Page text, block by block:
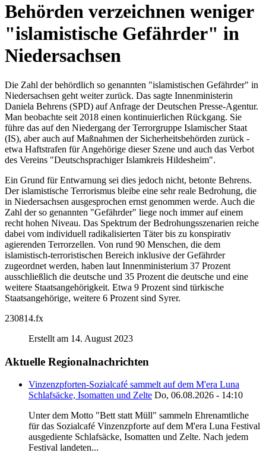
Behörden verzeichnen weniger
"islamistische Gefährder" in
Niedersachsen
Die Zahl der behördlich so genannten "islamistischen Gefährder" in
Niedersachsen geht weiter zurück. Das sagte Innenministerin
Daniela Behrens (SPD) auf Anfrage der Deutschen Presse-Agentur.
Man beobachte seit 2018 einen kontinuierlichen Rückgang. Sie
führe das auf den Niedergang der Terrorgruppe Islamischer Staat
(IS), aber auch auf Maßnahmen der Sicherheitsbehörden zurück -
etwa Haftstrafen für Angehörige dieser Szene und auch das Verbot
des Vereins "Deutschsprachiger Islamkreis Hildesheim".
Ein Grund für Entwarnung sei dies jedoch nicht, betonte Behrens.
Der islamistische Terrorismus bleibe eine sehr reale Bedrohung, die
in Niedersachsen ausgesprochen ernst genommen werde. Auch die
Zahl der so genannten "Gefährder" liege noch immer auf einem
recht hohen Niveau. Das Spektrum der Bedrohungsszenarien reiche
dabei vom individuell radikalisierten Täter bis zu konspirativ
agierenden Terrorzellen. Von rund 90 Menschen, die dem
islamistisch-terroristischen Bereich inklusive der Gefährder
zugeordnet werden, haben laut Innenministerium 37 Prozent
ausschließlich die deutsche und 35 Prozent die deutsche und eine
weitere Staatsangehörigkeit. Etwa 9 Prozent sind türkische
Staatsangehörige, weitere 6 Prozent sind Syrer.
230814.fx
Erstellt am 14. August 2023
Aktuelle Regionalnachrichten
Vinzenzpforten-Sozialcafé sammelt auf dem M'era Luna
Schlafsäcke, Isomatten und Zelte Do, 06.08.2026 - 14:10
Unter dem Motto "Bett statt Müll" sammeln Ehrenamtliche
für das Sozialcafé Vinzenzpforte auf dem M'era Luna Festival
ausgediente Schlafsäcke, Isomatten und Zelte. Nach jedem
Festival landeten...